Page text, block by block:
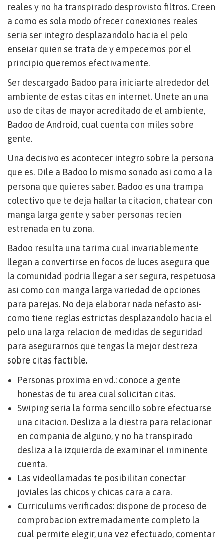
reales y no ha transpirado desprovisto filtros. Creen
a como es sola modo ofrecer conexiones reales
seri­a ser integro desplazandolo hacia el pelo
enseiar quien se trata de y empecemos por el
principio queremos efectivamente.
Ser descargado Badoo para iniciarte alrededor del
ambiente de estas citas en internet. Unete an una
uso de citas de mayor acreditado de el ambiente,
Badoo de Android, cual cuenta con miles sobre
gente.
Una decisivo es acontecer integro sobre la persona
que es. Dile a Badoo lo mismo sonado asi­ como a la
persona que quieres saber. Badoo es una trampa
colectivo que te deja hallar la citacion, chatear con
manga larga gente y saber personas recien
estrenada en tu zona.
Badoo resulta una tarima cual invariablemente
llegan a convertirse en focos de luces asegura que
la comunidad podri­a llegar a ser segura, respetuosa
asi­ como con manga larga variedad de opciones
para parejas. No deja elaborar nada nefasto asi­
como tiene reglas estrictas desplazandolo hacia el
pelo una larga relacion de medidas de seguridad
para asegurarnos que tengas la mejor destreza
sobre citas factible.
Personas proxima en vd.: conoce a gente
honestas de tu area cual solicitan citas.
Swiping seri­a la forma sencillo sobre efectuarse
una citacion. Desliza a la diestra para relacionar
en compania de alguno, y no ha transpirado
desliza a la izquierda de examinar el inminente
cuenta.
Las videollamadas te posibilitan conectar
joviales las chicos y chicas cara a cara.
Curriculums verificados: dispone de proceso de
comprobacion extremadamente completo la
cual permite elegir, una vez efectuado, comentar